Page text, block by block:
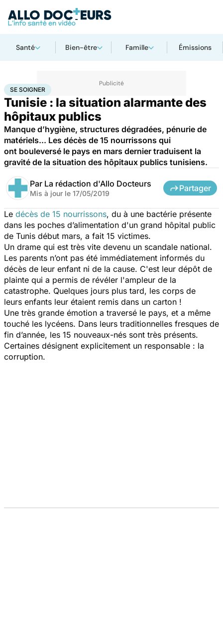
Santé Bien-être Famille Émissions
AccueilSanté Société Se soigner
SE SOIGNER
Tunisie : la situation alarmante des
hôpitaux publics
Manque d’hygiène, structures dégradées, pénurie de
matériels... Les décès de 15 nourrissons qui
ont bouleversé le pays en mars dernier traduisent la
gravité de la situation des hôpitaux publics tunisiens.
Par La rédaction d'Allo Docteurs
Mis à jour le 17/05/2019
Partager
Le décès de 15 nourrissons, du à une bactérie présente
dans les poches d’alimentation d'un grand hôpital public
de Tunis début mars, a fait 15 victimes.
Un drame qui est très vite devenu un scandale national.
Les parents n’ont pas été immédiatement informés du
décès de leur enfant ni de la cause. C'est leur dépôt de
plainte qui a permis de révéler l'ampleur de la
catastrophe. Quelques jours plus tard, les corps de
leurs enfants leur étaient remis dans un carton !
Une très grande émotion a traversé le pays, et a même
touché les lycéens. Dans leurs traditionnelles fresques de
fin d’année, les 15 nouveaux-nés sont très présents.
Certaines désignent explicitement un responsable : la
corruption.